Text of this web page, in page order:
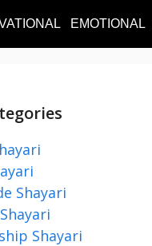
EMOTIONAL
Shayari
Shayari